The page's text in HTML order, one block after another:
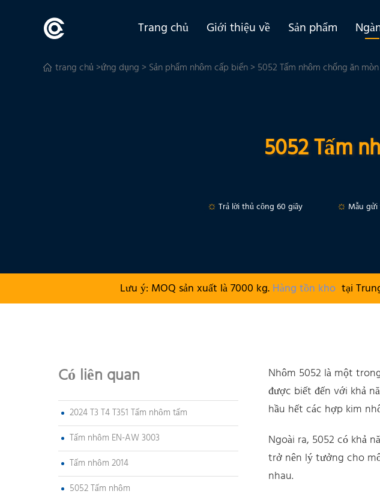
Trang chủ Giới thiệu về Sản phẩm
trang chủ>ứng dụng>Sản phẩm nhôm cấp biển> 5052 Tấm nhôm chống ăn mòn
5052 Tấm
Trả lời thủ công 60 giây Mẫu
Lưu ý: MOQ sản xuất là 7000 kg. Hàng tồn kho tại
Có liên quan
2024 T3 T4 T351 Tấm nhôm tấm
Tấm nhôm EN-AW 3003
Tấm nhôm 2014
5052 Tấm nhôm
Nhôm 5052 là một
được biết đến với khả
hầu hết các hợp kim
Ngoài ra, 5052 có khả
trở nên lý tưởng cho
nhau.